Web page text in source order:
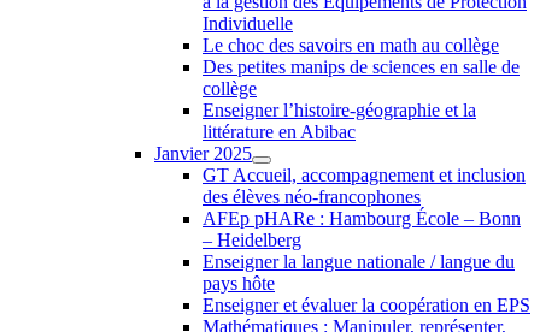
Individuelle
Le choc des savoirs en math au collège
Des petites manips de sciences en salle de
collège
Enseigner l’histoire-géographie et la
littérature en Abibac
Janvier 2025
GT Accueil, accompagnement et inclusion
des élèves néo-francophones
AFEp pHARe : Hambourg École – Bonn
– Heidelberg
Enseigner la langue nationale / langue du
pays hôte
Enseigner et évaluer la coopération en EPS
Mathématiques : Manipuler, représenter,